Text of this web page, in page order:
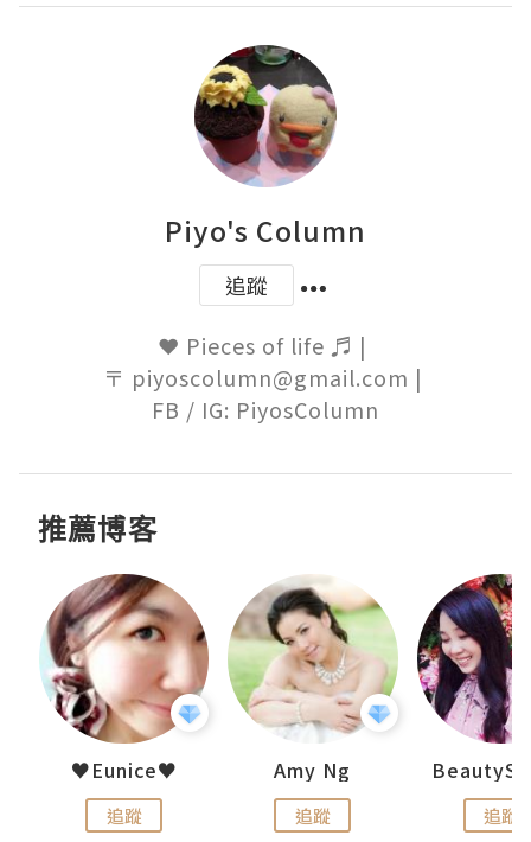
Piyo's Column
追蹤
❤ Pieces of life ♬ |
〒 piyoscolumn@gmail.com |
FB / IG: PiyosColumn
推薦博客
♥Eunice♥
追蹤
Amy Ng
追蹤 追蹤